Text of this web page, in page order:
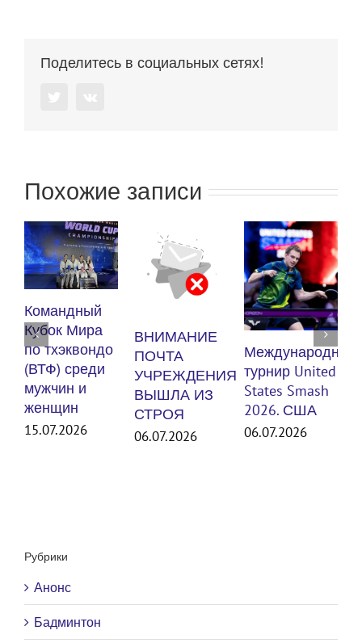
Поделитесь в социальных сетях!
Похожие записи
Командный
Кубок Мира
по тхэквондо
(ВТФ) среди
мужчин и
женщин
15.07.2026
ВНИМАНИЕ
ПОЧТА
УЧРЕЖДЕНИЯ
ВЫШЛА ИЗ
СТРОЯ
06.07.2026
Международный
турнир United
States Smash
2026. США
06.07.2026
Рубрики
Анонс
Бадминтон